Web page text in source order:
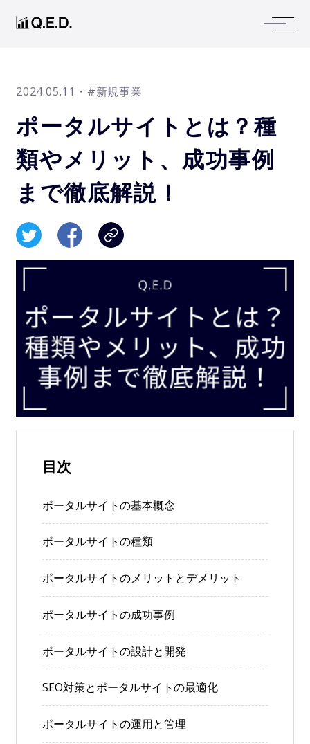
2024.05.11 ・#新規事業
ポータルサイトとは？種
類やメリット、成功事例
まで徹底解説！
目次
ポータルサイトの基本概念
ポータルサイトの種類
ポータルサイトのメリットとデメリット
ポータルサイトの成功事例
ポータルサイトの設計と開発
SEO対策とポータルサイトの最適化
ポータルサイトの運用と管理